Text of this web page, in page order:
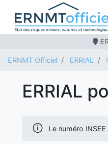
ERNMT Officiel ERRIAL
ERRIAL
Le numéro